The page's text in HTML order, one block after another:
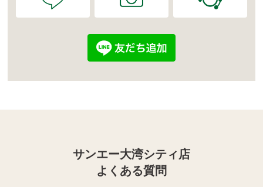
サンエー大湾シティ店
よくある質問